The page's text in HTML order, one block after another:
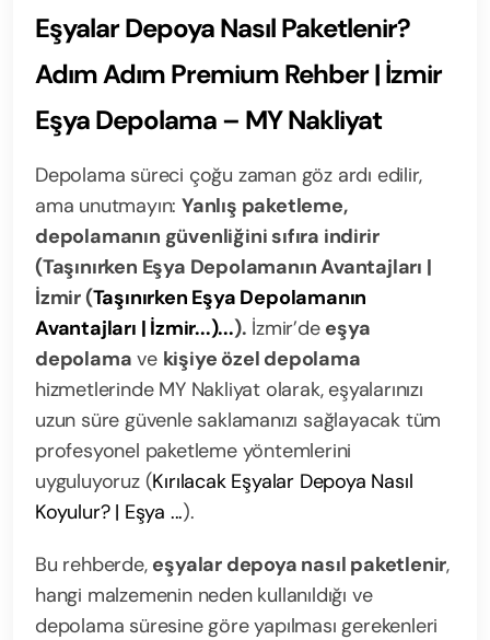
Eşyalar Depoya Nasıl Paketlenir?
Adım Adım Premium Rehber | İzmir
Eşya Depolama – MY Nakliyat
Depolama süreci çoğu zaman göz ardı edilir,
ama unutmayın:Yanlış paketleme,
depolamanın güvenliğini sıfıra indirir
(Taşınırken Eşya Depolamanın Avantajları |
İzmir (Taşınırken Eşya Depolamanın
Avantajları | İzmir...)...). İzmir’de eşya
depolama ve kişiye özel depolama
hizmetlerinde MY Nakliyat olarak, eşyalarınızı
uzun süre güvenle saklamanızı sağlayacak tüm
profesyonel paketleme yöntemlerini
uyguluyoruz (Kırılacak Eşyalar Depoya Nasıl
Koyulur? | Eşya ...).
Bu rehberde, eşyalar depoya nasıl paketlenir,
hangi malzemenin neden kullanıldığı ve
depolama süresine göre yapılması gerekenleri